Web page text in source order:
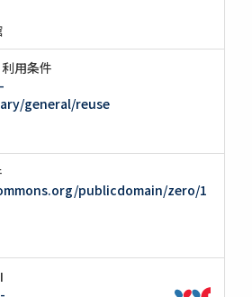
用条件
general/reuse
publicdomain/zero/1